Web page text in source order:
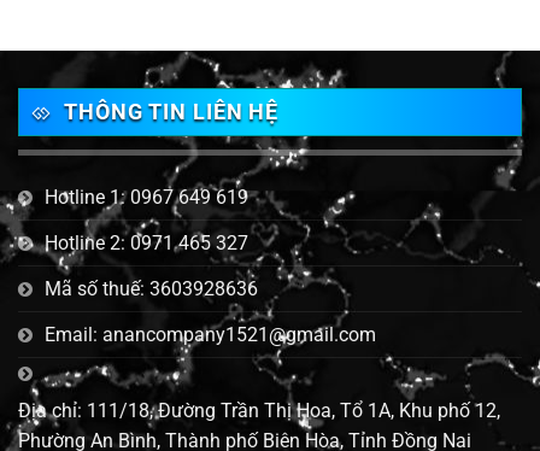
THÔNG TIN LIÊN HỆ
Hotline 1: 0967 649 619
Hotline 2: 0971 465 327
Mã số thuế: 3603928636
Email: anancompany1521@gmail.com
Địa chỉ: 111/18, Đường Trần Thị Hoa, Tổ 1A, Khu phố 12,
Phường An Bình, Thành phố Biên Hòa, Tỉnh Đồng Nai